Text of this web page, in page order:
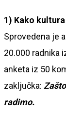
1) Kako
Sprovedena je
20.000 radnika
anketa iz 50
zaključka:
radimo.